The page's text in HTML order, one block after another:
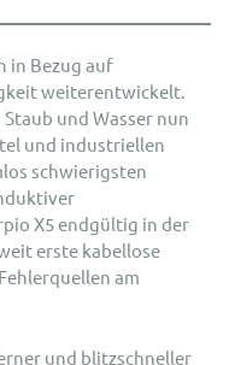
in Bezug auf
weiterentwickelt.
und Wasser nun
und industriellen
schwierigsten
X5 endgültig in der
erste kabellose
am
und blitzschneller